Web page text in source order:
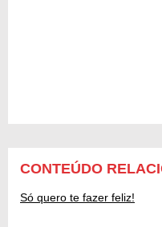
CONTEÚDO
Só quero te fazer feliz!